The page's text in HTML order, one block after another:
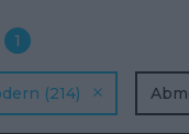
1
(214)